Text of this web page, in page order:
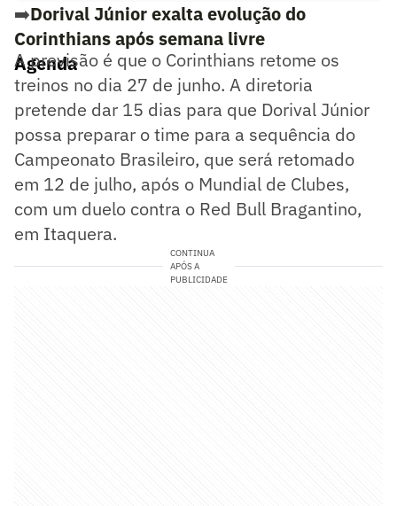
➡️Dorival Júnior exalta evolução do
Corinthians após semana livre
Agenda
A previsão é que o Corinthians retome os
treinos no dia 27 de junho. A diretoria
pretende dar 15 dias para que Dorival Júnior
possa preparar o time para a sequência do
Campeonato Brasileiro, que será retomado
em 12 de julho, após o Mundial de Clubes,
com um duelo contra o Red Bull Bragantino,
em Itaquera.
CONTINUA
APÓS A
PUBLICIDADE